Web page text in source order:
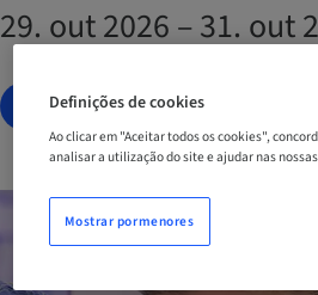
29. out 2026 – 31. out
AGENDE AGORA
Definições de cookies
Ao clicar em "Aceitar todos os cookies",
analisar a utilização do site e ajudar nas
Mostrar pormenores